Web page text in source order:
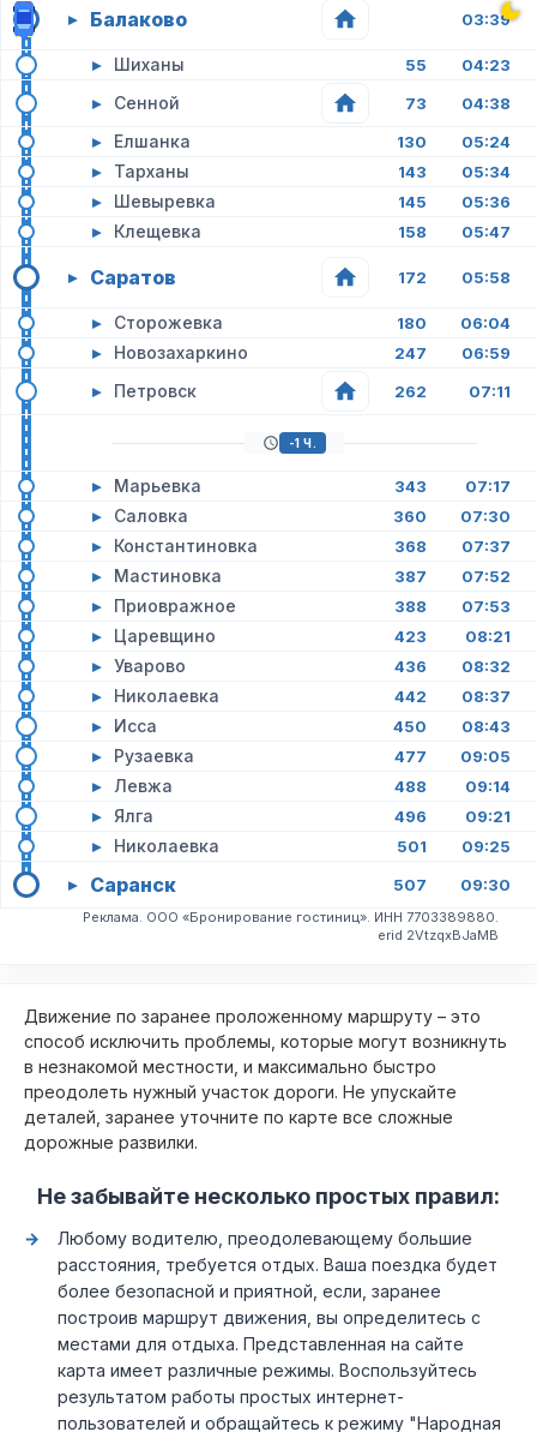
▸ Балаково 03:39
▸ Шиханы 55 04:23
▸ Сенной 73 04:38
▸ Елшанка 130 05:24
▸ Тарханы 143 05:34
▸ Шевыревка 145 05:36
▸ Клещевка 158 05:47
▸ Саратов 172 05:58
▸ Сторожевка 180 06:04
▸ Новозахаркино 247 06:59
▸ Петровск 262 07:11
-1 Ч.
▸ Марьевка 343 07:17
▸ Саловка 360 07:30
▸ Константиновка 368 07:37
▸ Мастиновка 387 07:52
▸ Приовражное 388 07:53
▸ Царевщино 423 08:21
▸ Уварово 436 08:32
▸ Николаевка 442 08:37
▸ Исса 450 08:43
▸ Рузаевка 477 09:05
▸ Левжа 488 09:14
▸ Ялга 496 09:21
▸ Николаевка 501 09:25
▸ Саранск 507 09:30
Реклама. ООО «Бронирование гостиниц». ИНН 7703389880.
erid 2VtzqxBJaMB
Движение по заранее проложенному маршруту – это
способ исключить проблемы, которые могут возникнуть
в незнакомой местности, и максимально быстро
преодолеть нужный участок дороги. Не упускайте
деталей, заранее уточните по карте все сложные
дорожные развилки.
Не забывайте несколько простых правил:
Любому водителю, преодолевающему большие
расстояния, требуется отдых. Ваша поездка будет
более безопасной и приятной, если, заранее
построив маршрут движения, вы определитесь с
местами для отдыха. Представленная на сайте
карта имеет различные режимы. Воспользуйтесь
результатом работы простых интернет-
пользователей и обращайтесь к режиму "Народная